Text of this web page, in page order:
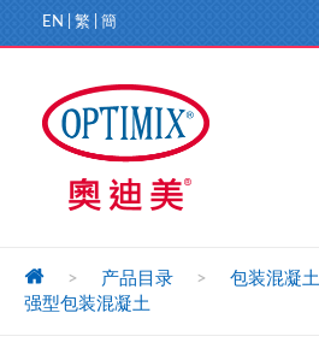
EN 繁 簡
> 产品目录 > 包装混凝土
强型包装混凝土